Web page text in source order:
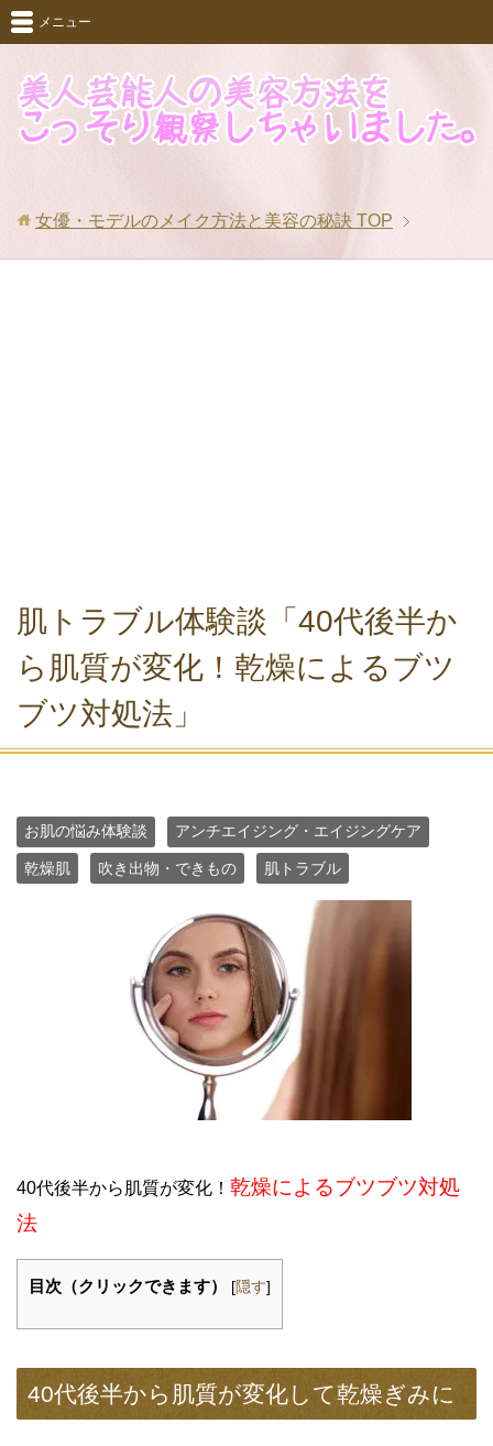
メニュー
女優・モデルのメイク方法と美容の秘訣 TOP
肌トラブル体験談「40代後半か
ら肌質が変化！乾燥によるブツ
ブツ対処法」
お肌の悩み体験談 アンチエイジング・エイジングケア
乾燥肌 吹き出物・できもの 肌トラブル
40代後半から肌質が変化！ 乾燥によるブツブツ対処
法
目次（クリックできます） [隠す]
40代後半から肌質が変化して乾燥ぎみに